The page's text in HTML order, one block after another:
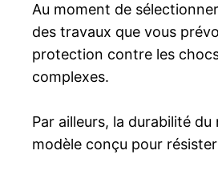
Au moment de
des travaux que vous
protection contre les
complexes.
Par ailleurs, la durabilité
modèle conçu pour